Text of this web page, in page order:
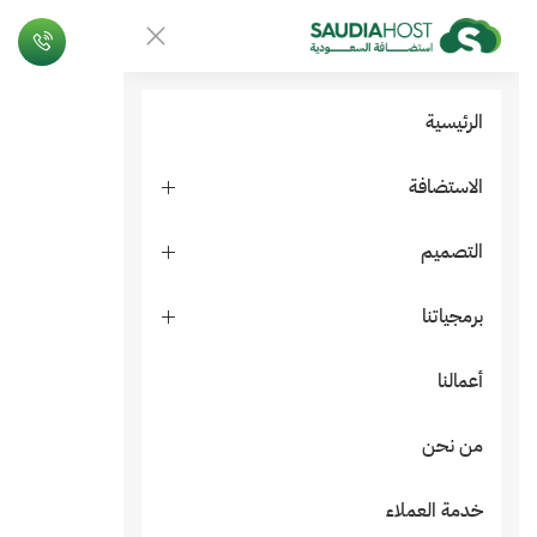
الرئيسية
الاستضافة
التصميم
برمجياتنا
أعمالنا
من نحن
خدمة العملاء